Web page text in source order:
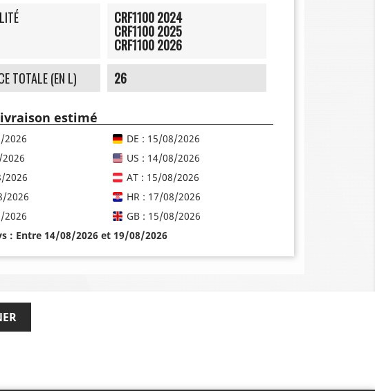
CRF1100 2024
CRF1100 2025
CRF1100 2026
TOTALE (EN L)
26
estimé
2026
DE : 15/08/2026
US : 14/08/2026
2026
AT : 15/08/2026
2026
HR : 17/08/2026
2026
GB : 15/08/2026
: Entre 14/08/2026 et 19/08/2026